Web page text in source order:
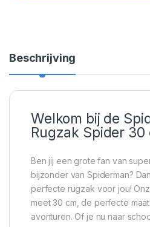
Beschrijving
Welkom bij de
Rugzak Spider 30
Ben jij een grote fan van
bijzonder van Spiderman?
perfecte rugzak voor jou!
meet 30 cm, de perfecte
avonturen. Of je nu naar